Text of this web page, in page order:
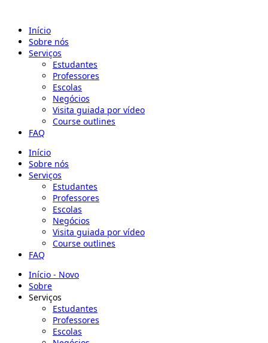
Início
Sobre nós
Serviços
Estudantes
Professores
Escolas
Negócios
Visita guiada por vídeo
Course outlines
FAQ
Início
Sobre nós
Serviços
Estudantes
Professores
Escolas
Negócios
Visita guiada por vídeo
Course outlines
FAQ
Início - Novo
Sobre
Serviços
Estudantes
Professores
Escolas